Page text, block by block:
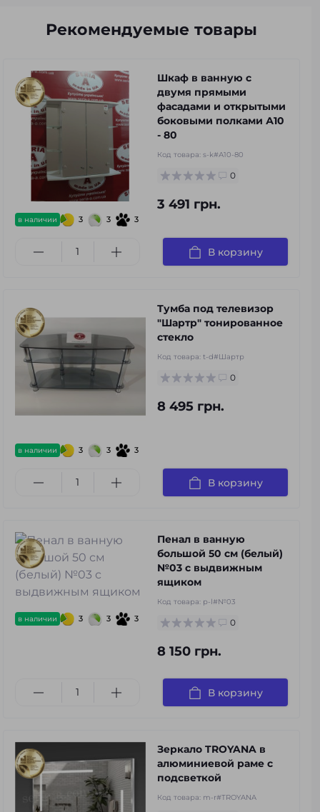
Рекомендуемые товары
в наличии 3 3 3
Шкаф в ванную с
двумя прямыми
фасадами и открытыми
боковыми полками А10
- 80
Код товара: s-k#А10-80
0
3 491 грн.
В корзину
в наличии 3 3 3
Тумба под телевизор
"Шартр" тонированное
стекло
Код товара: t-d#Шартр
0
8 495 грн.
В корзину
в наличии 3 3 3
Пенал в ванную
большой 50 см (белый)
№03 с выдвижным
ящиком
Код товара: p-l#№03
0
8 150 грн.
В корзину
Зеркало TROYANA в
алюминиевой раме с
подсветкой
Код товара: m-r#TROYANA